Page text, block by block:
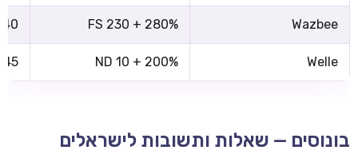
Wazbee
280% + 230 FS
Welle
200% + 10 ND
בונוסים — שאלות ותשובות לישראלים